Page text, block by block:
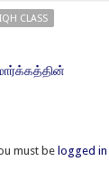
CLASS
must be logged in